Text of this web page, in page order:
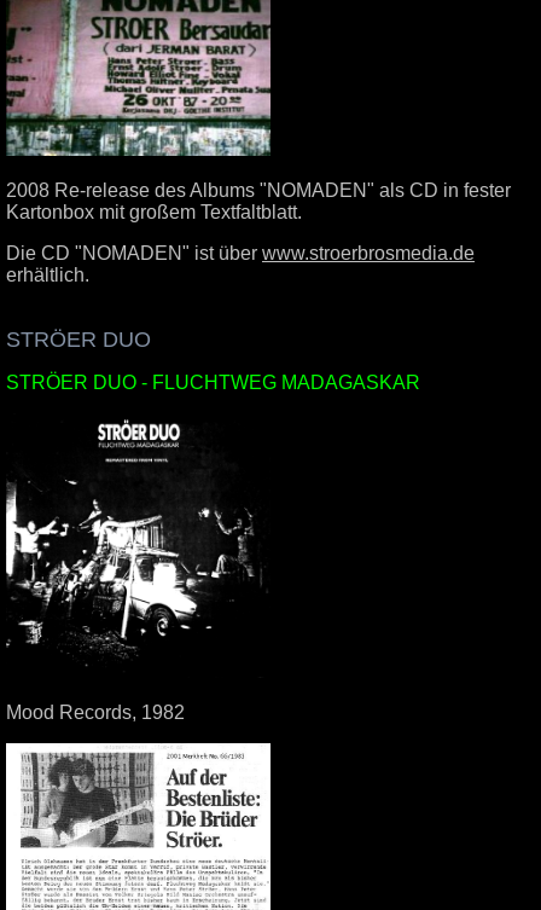
2008 Re-release des Albums "NOMADEN" als CD in fester
Kartonbox mit großem Textfaltblatt.
Die CD "NOMADEN" ist über www.stroerbrosmedia.de
erhältlich.
STRÖER DUO
STRÖER DUO - FLUCHTWEG MADAGASKAR
Mood Records, 1982